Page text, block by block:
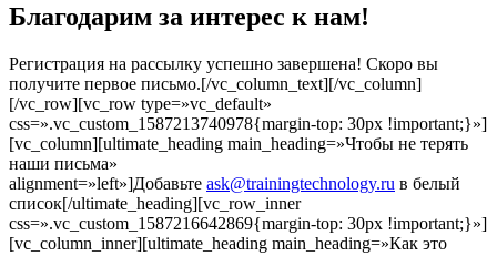
Благодарим за интерес к нам!
Регистрация на рассылку успешно завершена! Скоро вы
получите первое письмо.[/vc_column_text][/vc_column]
[/vc_row][vc_row type=»vc_default»
css=».vc_custom_1587213740978{margin-top: 30px !important;}»]
[vc_column][ultimate_heading main_heading=»Чтобы не терять
наши письма»
alignment=»left»]Добавьте ask@trainingtechnology.ru в белый
список[/ultimate_heading][vc_row_inner
css=».vc_custom_1587216642869{margin-top: 30px !important;}»]
[vc_column_inner][ultimate_heading main_heading=»Как это